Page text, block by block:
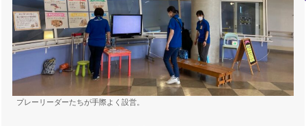
プレーリーダーたちが手際よく設営。